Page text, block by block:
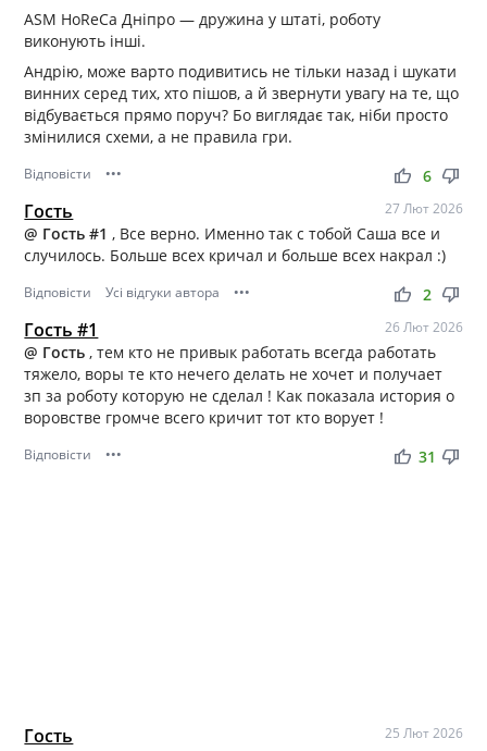
ASM HoReCa Дніпро — дружина у штаті, роботу
виконують інші.
Андрію, може варто подивитись не тільки назад і шукати
винних серед тих, хто пішов, а й звернути увагу на те, що
відбувається прямо поруч? Бо виглядає так, ніби просто
змінилися схеми, а не правила гри.
Відповісти ••• thumb_up thumb_down
6
Гость 27 Лют 2026
@ Гость #1 , Все верно. Именно так с тобой Саша все и
случилось. Больше всех кричал и больше всех накрал :)
Відповісти Усі відгуки автора ••• thumb_up thumb_down
2
Гость #1 26 Лют 2026
@ Гость , тем кто не привык работать всегда работать
тяжело, воры те кто нечего делать не хочет и получает
зп за роботу которую не сделал ! Как показала история о
воровстве громче всего кричит тот кто ворует !
Відповісти ••• thumb_up thumb_down
31
Гость 25 Лют 2026